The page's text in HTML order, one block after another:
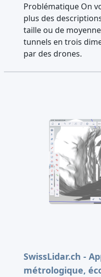
Problématique On
plus des
taille ou de
tunnels en trois
par des drones.
SwissLidar.ch -
métrologique,